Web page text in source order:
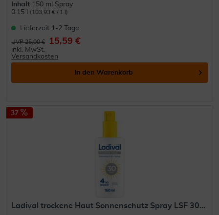
Inhalt 150 ml Spray
0.15 l
(103,93 € / 1 l)
Lieferzeit 1-2 Tage
UVP 25,00 € 15,59 €
inkl. MwSt.
Versandkosten
In den Warenkorb
37
Ladival trockene Haut Sonnenschutz Spray LSF 30...